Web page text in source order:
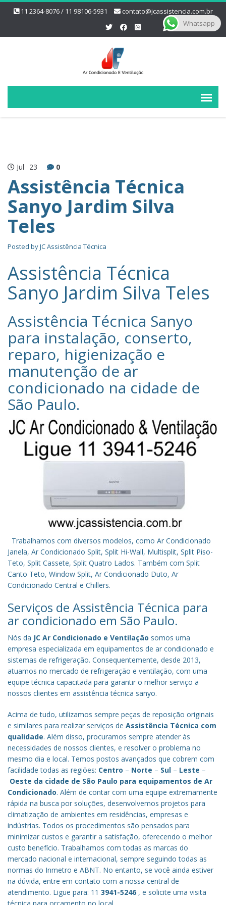
11 2364-8076 / 11 98106-5931 contato@jcassistencia.com.br
Jul 23 0
Assistência Técnica
Sanyo Jardim Silva
Teles
Posted byJC Assistência Técnica
Assistência Técnica
Sanyo Jardim Silva Teles
Assistência Técnica Sanyo‎
para instalação, conserto,
reparo, higienização e
manutenção de ar
condicionado na cidade de
São Paulo.
Trabalhamos com diversos modelos, como Ar Condicionado
Janela, Ar Condicionado Split, Split Hi-Wall, Multisplit, Split Piso-
Teto, Split Cassete, Split Quatro Lados. Também com Split
Canto Teto, Window Split, Ar Condicionado Duto, Ar
Condicionado Central e Chillers.
Serviços de Assistência Técnica para
ar condicionado em São Paulo.
Nós da JC Ar Condicionado e Ventilação somos uma
empresa especializada em equipamentos de ar condicionado e
sistemas de refrigeração. Consequentemente, desde 2013,
atuamos no mercado de refrigeração e ventilação, com uma
equipe técnica capacitada para garantir o melhor serviço a
nossos clientes em assistência técnica sanyo.
Acima de tudo, utilizamos sempre peças de reposição originais
e similares para realizar serviços de Assistência Técnica com
qualidade. Além disso, procuramos sempre atender às
necessidades de nossos clientes, e resolver o problema no
mesmo dia e local. Temos postos avançados que cobrem com
facilidade todas as regiões: Centro – Norte – Sul – Leste –
Oeste da cidade de São Paulo para equipamentos de Ar
Condicionado. Além de contar com uma equipe extremamente
rápida na busca por soluções, desenvolvemos projetos para
climatização de ambientes em residências, empresas e
indústrias. Todos os procedimentos são pensados para
minimizar custos e garantir a satisfação, oferecendo o melhor
custo benefício. Trabalhamos com todas as marcas do
mercado nacional e internacional, sempre seguindo todas as
normas do Inmetro e ABNT. No entanto, se você ainda estiver
na dúvida, entre em contato com a nossa central de
atendimento. Ligue para: 11 3941-5246 , e solicite uma visita
Whatsapp